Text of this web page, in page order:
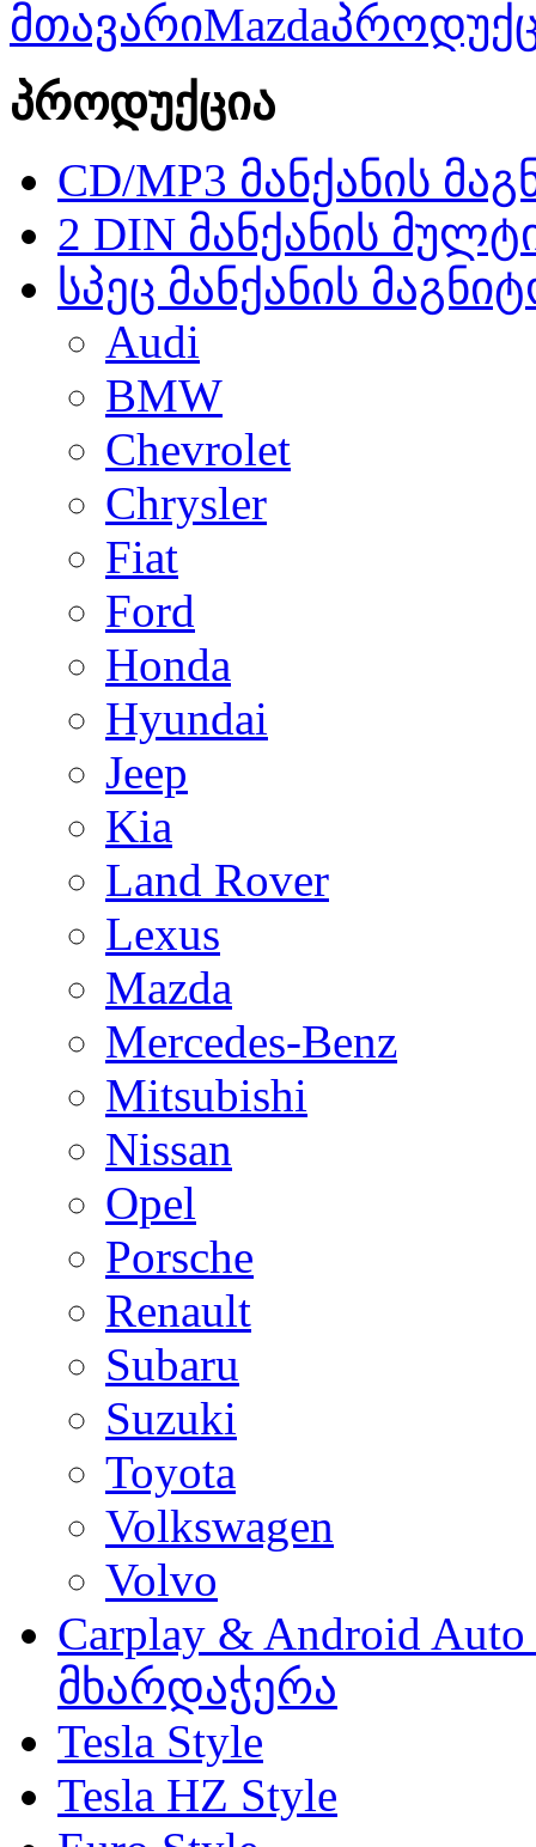
მთავარიMazda
პროდუქცია
CD/MP3 მანქანის
2 DIN მანქანის
სპეც მანქანის
Audi
BMW
Chevrolet
Chrysler
Fiat
Ford
Honda
Hyundai
Jeep
Kia
Land Rover
Lexus
Mazda
Mercedes-Benz
Mitsubishi
Nissan
Opel
Porsche
Renault
Subaru
Suzuki
Toyota
Volkswagen
Volvo
Carplay & Android
მხარდაჭერა
Tesla Style
Tesla HZ Style